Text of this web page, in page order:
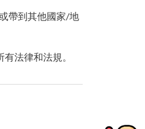
帶到其他國家/地
法律和法規。